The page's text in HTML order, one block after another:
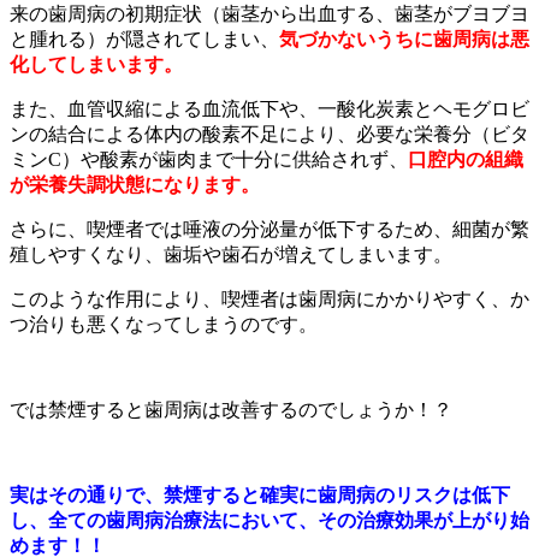
来の歯周病の初期症状（歯茎から出血する、歯茎がブヨブヨ
と腫れる）が隠されてしまい、 気づかないうちに歯周病は悪
化してしまいます。
また、血管収縮による血流低下や、一酸化炭素とヘモグロビ
ンの結合による体内の酸素不足により、必要な栄養分（ビタ
ミンC）や酸素が歯肉まで十分に供給されず、
口腔内の組織
が栄養失調状態になります。
さらに、喫煙者では唾液の分泌量が低下するため、細菌が繁
殖しやすくなり、歯垢や歯石が増えてしまいます。
このような作用により、喫煙者は歯周病にかかりやすく、か
つ治りも悪くなってしまうのです。
では禁煙すると歯周病は改善するのでしょうか！？
実はその通りで、禁煙すると確実に歯周病のリスクは低下
し、全ての歯周病治療法において、その治療効果が上がり始
めます！！